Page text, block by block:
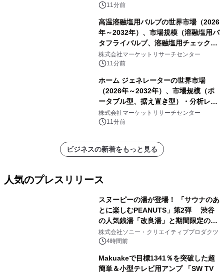
11分前
高温溶融塩用バルブの世界市場（2026
年～2032年）、市場規模（溶融塩用バ
タフライバルブ、溶融塩用チェックバ
ルブ、溶融塩用ゲートバルブ、Y型溶
融塩用グローブバルブ、電動式溶融塩
株式会社マーケットリサーチセンター
11分前
ホーム ジェネレーターの世界市場
（2026年～2032年）、市場規模（ポ
ータブル型、据え置き型）・分析レポ
ートを発表
株式会社マーケットリサーチセンター
11分前
ビジネスの新着をもっと見る
人気のプレスリリース
スヌーピーの湯が登場！ 「サウナのあ
とに楽しむPEANUTS」第2弾 渋谷
の人気銭湯「改良湯」と期間限定のコ
ラボレーション サウナイキタイコラ
ボグッズも発売決定！
株式会社ソニー・クリエイティブプロダクツ
4時間前
Makuakeで目標1341％を突破した超
簡単＆小型テレビ用アンプ 「SW TV